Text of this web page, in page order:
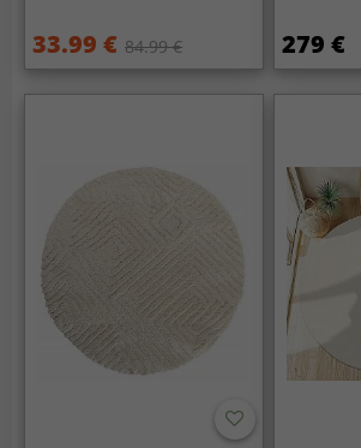
33.99 € 84.99 € 279 €